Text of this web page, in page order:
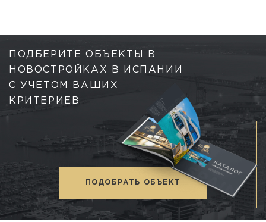
ПОДБЕРИТЕ ОБЪЕКТЫ В
НОВОСТРОЙКАХ В ИСПАНИИ
С УЧЕТОМ ВАШИХ
КРИТЕРИЕВ
ПОДОБРАТЬ ОБЪЕКТ